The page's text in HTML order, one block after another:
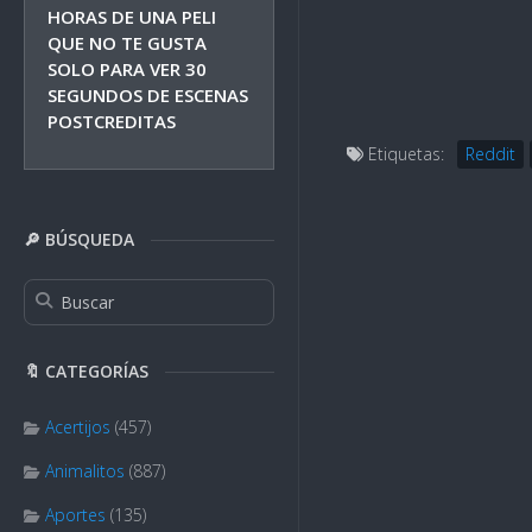
HORAS DE UNA PELI
QUE NO TE GUSTA
SOLO PARA VER 30
SEGUNDOS DE ESCENAS
POSTCREDITAS
🔎 BÚSQUEDA
🔖 CATEGORÍAS
Acertijos (457)
Animalitos (887)
Aportes (135)
Etiquetas: Reddit